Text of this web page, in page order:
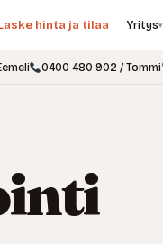
hinta ja tilaa Yritys▾
0400 480 902 / Tommi